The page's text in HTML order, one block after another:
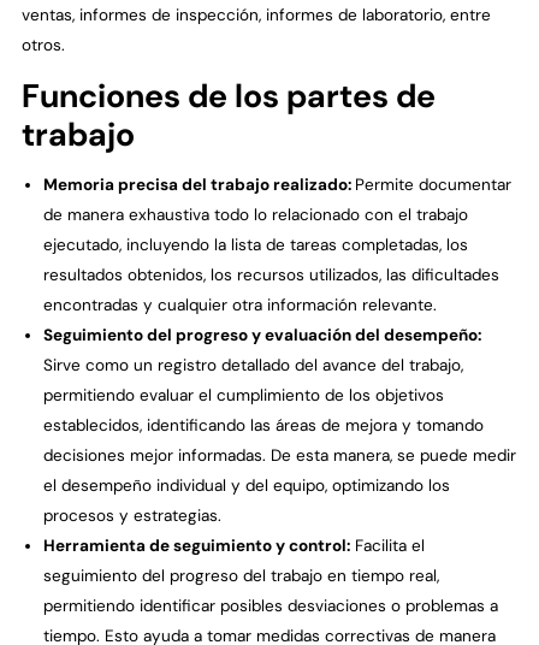
ventas, informes de inspección, informes de laboratorio, entre
otros.
Funciones de los partes de
trabajo
Memoria precisa del trabajo realizado: Permite documentar
de manera exhaustiva todo lo relacionado con el trabajo
ejecutado, incluyendo la lista de tareas completadas, los
resultados obtenidos, los recursos utilizados, las dificultades
encontradas y cualquier otra información relevante.
Seguimiento del progreso y evaluación del desempeño:
Sirve como un registro detallado del avance del trabajo,
permitiendo evaluar el cumplimiento de los objetivos
establecidos, identificando las áreas de mejora y tomando
decisiones mejor informadas. De esta manera, se puede medir
el desempeño individual y del equipo, optimizando los
procesos y estrategias.
Herramienta de seguimiento y control: Facilita el
seguimiento del progreso del trabajo en tiempo real,
permitiendo identificar posibles desviaciones o problemas a
tiempo. Esto ayuda a tomar medidas correctivas de manera